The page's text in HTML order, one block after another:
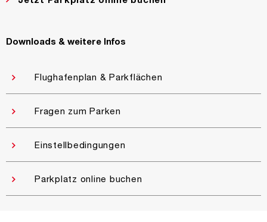
Downloads & weitere Infos
Flughafenplan & Parkflächen
Fragen zum Parken
Einstellbedingungen
Parkplatz online buchen